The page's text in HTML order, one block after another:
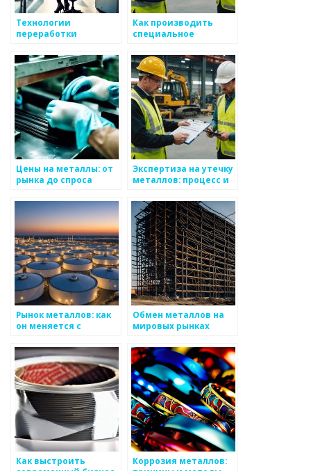
Технологии
переработки
готового продукта
Как производить
специальное
металлов
Цены на металлы: от
рынка до спроса
Экспертиза на утечку
металлов: процесс и
Рынок металлов: как
он меняется с
Обмен металлов на
мировых рынках
Как выстроить
Коррозия металлов: